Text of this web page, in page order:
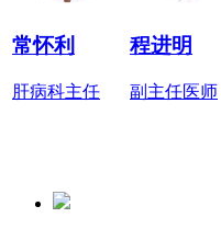
常怀利
肝病科主任
程进明
副主任医师